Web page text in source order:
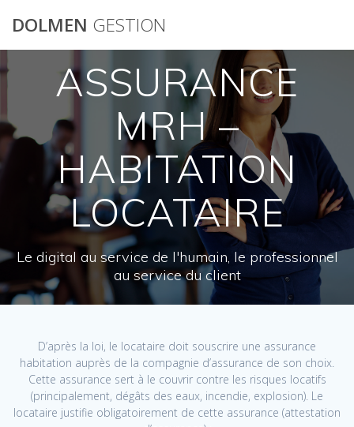
DOLMEN GESTION
ASSURANCE
MRH –
HABITATION
LOCATAIRE
Le digital au service de l'humain, le professionnel
au service du client
D’après la loi, le locataire doit souscrire une assurance
habitation auprès de la compagnie d’assurance de son choix.
Cette assurance sert à le couvrir contre les risques locatifs
(principalement, dégâts des eaux, incendie, explosion). Le
locataire justifie obligatoirement de cette assurance (attestation